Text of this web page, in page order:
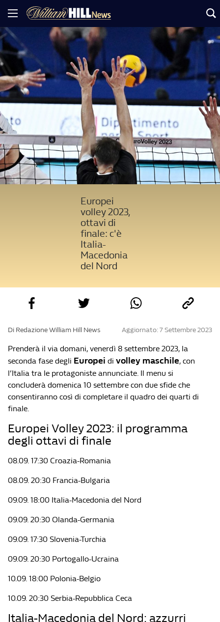
Europei
volley 2023,
ottavi di
finale: c'è
Italia-
Macedonia
del Nord
Di Redazione William Hill News Aggiornato: 7 Settembre 2023
Prenderà il via domani, venerdì 8 settembre 2023, la
seconda fase degli Europei di volley maschile, con
l’Italia tra le protagoniste annunciate. Il menu si
concluderà domenica 10 settembre con due sfide che
consentiranno così di completare il quadro dei quarti di
finale.
Europei Volley 2023: il programma
degli ottavi di finale
08.09. 17:30 Croazia-Romania
08.09. 20:30 Francia-Bulgaria
09.09. 18:00 Italia-Macedonia del Nord
09.09. 20:30 Olanda-Germania
09.09. 17:30 Slovenia-Turchia
09.09. 20:30 Portogallo-Ucraina
10.09. 18:00 Polonia-Belgio
10.09. 20:30 Serbia-Repubblica Ceca
Italia-Macedonia del Nord: azzurri